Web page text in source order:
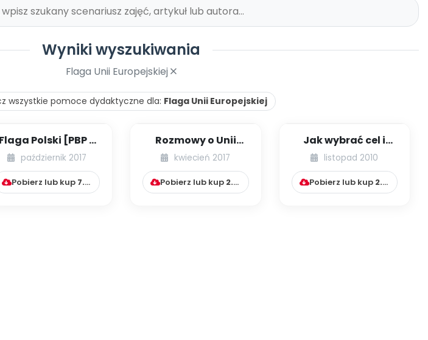
Wyniki wyszukiwania
Flaga Unii Europejskiej
wszystkie pomoce dydaktyczne dla: Flaga Unii Europejskiej
Flaga Polski [PBP -
dzieci starsze -
październik 2017
Pobierz lub kup 7.99 zł
Rozmowy o Unii
Europejskiej -
kwiecień 2017
Pobierz lub kup 2.99 zł
Jak wybrać cel i
temat projektu
współpracy
europejskiej...
listopad 2010
Pobierz lub kup 2.99 zł